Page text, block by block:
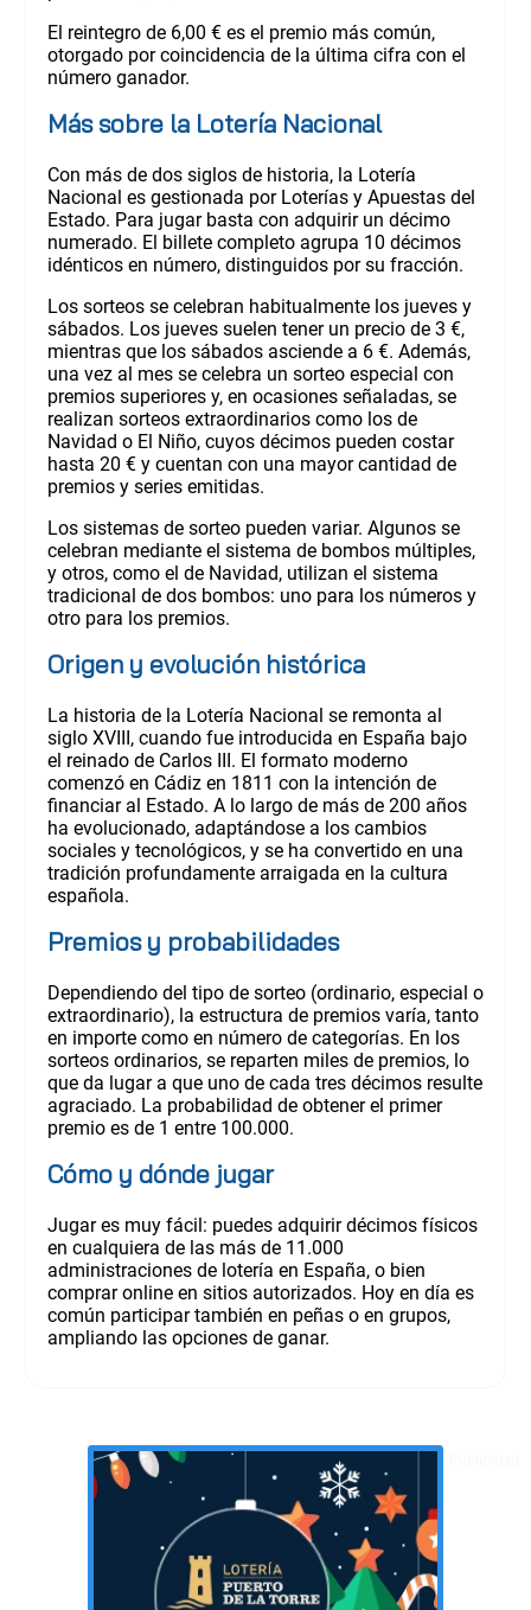
El reintegro de 6,00 € es el premio más común,
otorgado por coincidencia de la última cifra con el
número ganador.
Más sobre la Lotería Nacional
Con más de dos siglos de historia, la Lotería
Nacional es gestionada por Loterías y Apuestas del
Estado. Para jugar basta con adquirir un décimo
numerado. El billete completo agrupa 10 décimos
idénticos en número, distinguidos por su fracción.
Los sorteos se celebran habitualmente los jueves y
sábados. Los jueves suelen tener un precio de 3 €,
mientras que los sábados asciende a 6 €. Además,
una vez al mes se celebra un sorteo especial con
premios superiores y, en ocasiones señaladas, se
realizan sorteos extraordinarios como los de
Navidad o El Niño, cuyos décimos pueden costar
hasta 20 € y cuentan con una mayor cantidad de
premios y series emitidas.
Los sistemas de sorteo pueden variar. Algunos se
celebran mediante el sistema de bombos múltiples,
y otros, como el de Navidad, utilizan el sistema
tradicional de dos bombos: uno para los números y
otro para los premios.
Origen y evolución histórica
La historia de la Lotería Nacional se remonta al
siglo XVIII, cuando fue introducida en España bajo
el reinado de Carlos III. El formato moderno
comenzó en Cádiz en 1811 con la intención de
financiar al Estado. A lo largo de más de 200 años
ha evolucionado, adaptándose a los cambios
sociales y tecnológicos, y se ha convertido en una
tradición profundamente arraigada en la cultura
española.
Premios y probabilidades
Dependiendo del tipo de sorteo (ordinario, especial o
extraordinario), la estructura de premios varía, tanto
en importe como en número de categorías. En los
sorteos ordinarios, se reparten miles de premios, lo
que da lugar a que uno de cada tres décimos resulte
agraciado. La probabilidad de obtener el primer
premio es de 1 entre 100.000.
Cómo y dónde jugar
Jugar es muy fácil: puedes adquirir décimos físicos
en cualquiera de las más de 11.000
administraciones de lotería en España, o bien
comprar online en sitios autorizados. Hoy en día es
común participar también en peñas o en grupos,
ampliando las opciones de ganar.